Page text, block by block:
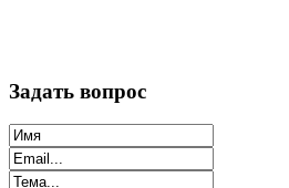
Задать вопрос